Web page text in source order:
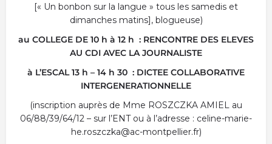
[« Un bonbon sur la langue » tous les samedis et
dimanches matins], blogueuse)
au COLLEGE DE 10 h à 12 h : RENCONTRE DES ELEVES
AU CDI AVEC LA JOURNALISTE
à L’ESCAL 13 h – 14 h 30 : DICTEE COLLABORATIVE
INTERGENERATIONNELLE
(inscription auprès de Mme ROSZCZKA AMIEL au
06/88/39/64/12 – sur l’ENT ou à l’adresse : celine-marie-
he.roszczka@ac-montpellier.fr)